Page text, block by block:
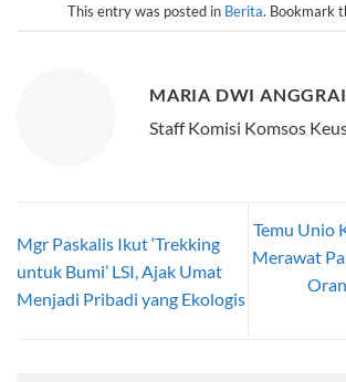
This entry was posted in Berita. Bookmark
MARIA DWI
Staff Komisi Komsos
Mgr Paskalis Ikut ‘Trekking
untuk Bumi’ LSI, Ajak Umat
Menjadi Pribadi yang Ekologis
Temu Unio
Merawat